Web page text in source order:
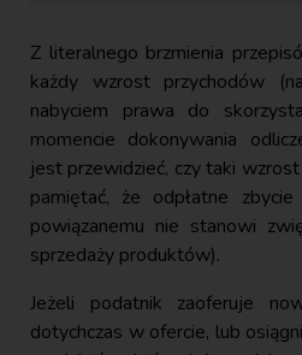
Z literalnego brzmienia
każdy wzrost przychodów
nabyciem prawa do
momencie dokonywania
jest przewidzieć, czy taki
pamiętać, że odpłatne
powiązanemu nie stanowi
sprzedaży produktów).
Jeżeli podatnik zaoferuje
dotychczas w ofercie, lub